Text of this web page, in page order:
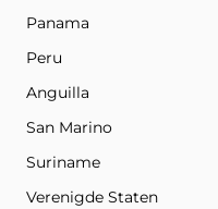
Panama
Peru
Anguilla
San Marino
Suriname
Verenigde Staten